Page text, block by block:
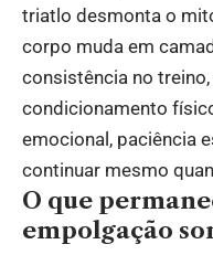
triatlo desmonta o
corpo muda em
consistência no
condicionamento
emocional, paciência
continuar mesmo
O que
empolgação